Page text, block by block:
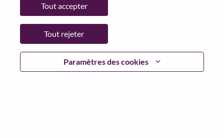
Paramètres des cookies
Tout accepter
Tout rejeter
Go Back